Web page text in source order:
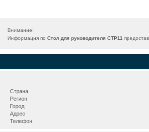
Внимание!
Информация по Стол для руководителя СТР11
Страна
Регион
Город
Адрес
Телефон